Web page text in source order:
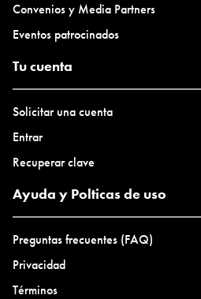
Convenios y Media Partners
Eventos patrocinados
Tu cuenta
Solicitar una cuenta
Entrar
Recuperar clave
Ayuda y Polticas de uso
Preguntas frecuentes (FAQ)
Privacidad
Términos